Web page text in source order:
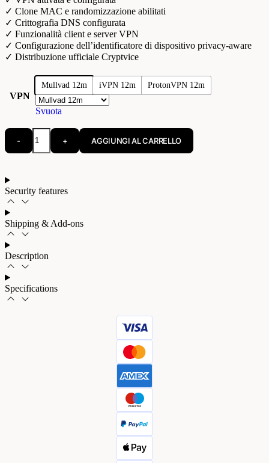
✓ Clone MAC e randomizzazione abilitati
✓ Crittografia DNS configurata
✓ Funzionalità client e server VPN
✓ Configurazione dell’identificatore di dispositivo privacy-aware
✓ Distribuzione ufficiale Cryptvice
VPN
Mullvad 12m iVPN 12m ProtonVPN 12m
Svuota
- + AGGIUNGI AL CARRELLO
Security features
Shipping & Add-ons
Description
Specifications